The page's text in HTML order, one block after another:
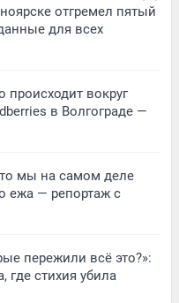
отгремел пятый
для всех
происходит вокруг
в Волгограде —
мы на самом деле
ежа — репортаж с
пережили всё это?»:
где стихия убила